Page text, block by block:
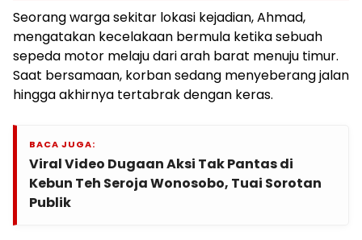
Seorang warga sekitar lokasi kejadian, Ahmad,
mengatakan kecelakaan bermula ketika sebuah
sepeda motor melaju dari arah barat menuju timur.
Saat bersamaan, korban sedang menyeberang jalan
hingga akhirnya tertabrak dengan keras.
BACA JUGA:
Viral Video Dugaan Aksi Tak Pantas di
Kebun Teh Seroja Wonosobo, Tuai Sorotan
Publik